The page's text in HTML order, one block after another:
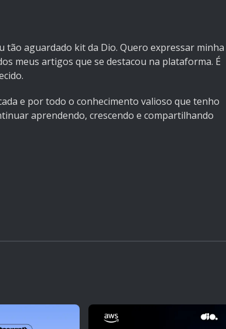
tão aguardado kit da Dio. Quero expressar minha
meus artigos que se destacou na plataforma. É
e por todo o conhecimento valioso que tenho
aprendendo, crescendo e compartilhando